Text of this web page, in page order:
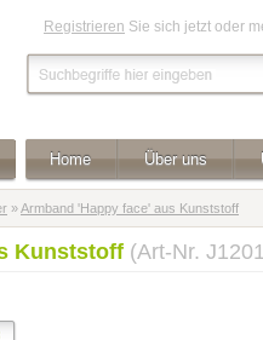
Registrieren Sie sich jetzt oder
Home Über uns
»Armband 'Happy face' aus Kunststoff
Kunststoff (Art-Nr.